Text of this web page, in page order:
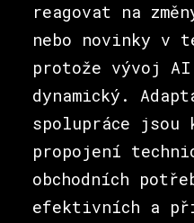
reagovat na
nebo novinky v
protože vývoj
dynamický.
spolupráce jsou
propojení
obchodních
efektivních a